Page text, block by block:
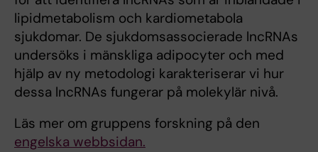
lipidmetabolism och kardiometabola
sjukdomar. De sjukdomsassocierade lncRNAs
undersöks i mänskliga adipocyter och med
hjälp av ny metodologi karakteriserar vi hur
dessa lncRNAs fungerar på molekylär nivå.
Läs mer om gruppens forskning på den
engelska webbsidan.